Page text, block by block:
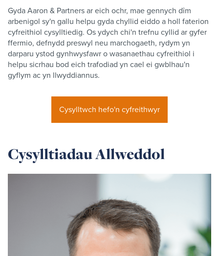
Gyda Aaron & Partners ar eich ochr, mae gennych dîm
arbenigol sy'n gallu helpu gyda chyllid eiddo a holl faterion
cyfreithiol cysylltiedig. Os ydych chi'n trefnu cyllid ar gyfer
ffermio, defnydd preswyl neu marchogaeth, rydym yn
darparu ystod gynhwysfawr o wasanaethau cyfreithiol i
helpu sicrhau bod eich trafodiad yn cael ei gwblhau'n
gyflym ac yn llwyddiannus.
Cysylltwch hefo'n cyfreithwyr
Cysylltiadau Allweddol